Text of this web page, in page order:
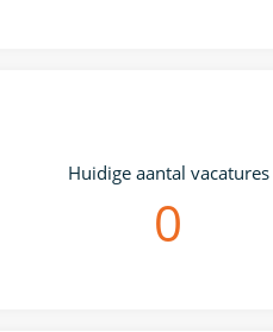
Huidige aantal vacatures
0